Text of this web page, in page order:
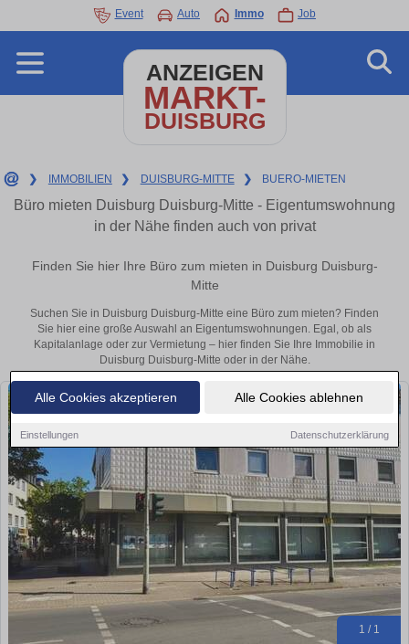
Alle Cookies akzeptieren Alle Cookies ablehnen
Einstellungen Datenschutzerklärung
Event Auto Immo Job
ANZEIGEN
MARKT-
DUISBURG
❯ IMMOBILIEN ❯ DUISBURG-MITTE ❯ BUERO-MIETEN
Büro mieten Duisburg Duisburg-Mitte - Eigentumswohnung
in der Nähe finden auch von privat
Finden Sie hier Ihre Büro zum mieten in Duisburg Duisburg-
Mitte
Suchen Sie in Duisburg Duisburg-Mitte eine Büro zum mieten? Finden
Sie hier eine große Auswahl an Eigentumswohnungen. Egal, ob als
Kapitalanlage oder zur Vermietung – hier finden Sie Ihre Immobilie in
Duisburg Duisburg-Mitte oder in der Nähe.
1 / 1